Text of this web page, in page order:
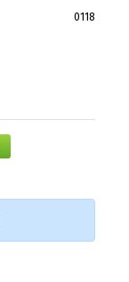
0118